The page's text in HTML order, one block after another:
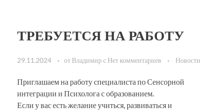
ТРЕБУЕТСЯ НА РАБОТУ
29.11.2024 от Владимирс Нет комментариев Новости
Приглашаем на работу специалиста по Сенсорной
интеграции и Психолога с образованием.
Если у вас есть желание учиться, развиваться и